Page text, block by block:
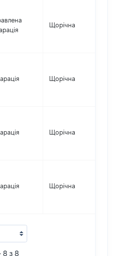
Щорічна
Щорічна
Щорічна
Щорічна
8 з 8